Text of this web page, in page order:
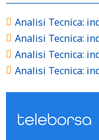
Analisi Tecnica:
Analisi Tecnica:
Analisi Tecnica:
Analisi Tecnica: